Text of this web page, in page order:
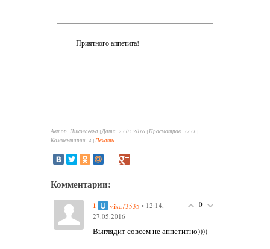
Приятного аппетита!
Автор: Николаевна | Дата: 23.05.2016 | Просмотров: 3731 |
Комментарии: 4 |Печать
Комментарии:
0
1 vika73535 • 12:14,
27.05.2016
Выглядит совсем не аппетитно))))